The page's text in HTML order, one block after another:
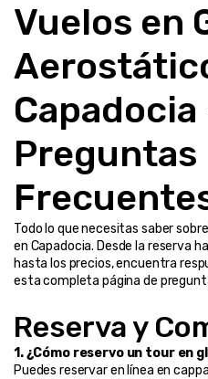
Vuelos en
Capadocia
Preguntas
Todo lo que necesitas saber
en Capadocia. Desde la reserva
hasta los precios, encuentra
esta completa página de
Reserva y
1. ¿Cómo reservo un tour en
Puedes reservar en línea en